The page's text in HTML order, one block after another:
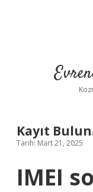
Kayıt
Tarih: Mart 21, 2025
IMEI